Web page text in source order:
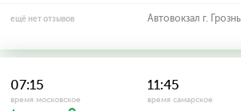
ещё нет отзывов Автовокзал г.
07:15
время московское
11:45
время самарское